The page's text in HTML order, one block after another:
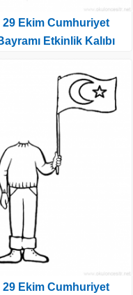
29 Ekim Cumhuriyet
Etkinlik Kalıbı
29 Ekim Cumhuriyet